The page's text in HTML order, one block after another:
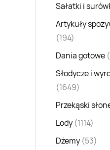
Sałatki i
Artykuły
(194)
Dania gotowe
Słodycze i
(1649)
Przekąski
Lody (1114)
Dżemy (53)